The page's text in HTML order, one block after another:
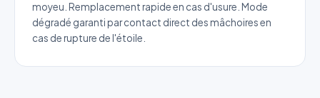
moyeu. Remplacement rapide en cas d'usure. Mode
dégradé garanti par contact direct des mâchoires en
cas de rupture de l'étoile.
Référence produit
Quantité estimée